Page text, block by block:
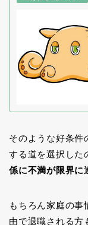
そのような好条件
する道を選択した
係に不満が限界に
もちろん家庭の事
由で退職される方